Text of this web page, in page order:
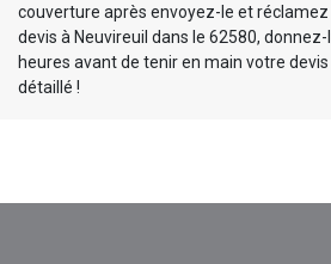
couverture après envoyez-le et
devis à Neuvireuil dans le 62580,
heures avant de tenir en main votre
détaillé !